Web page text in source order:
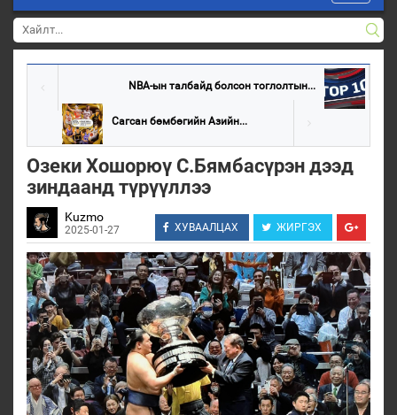
NBA-ын талбайд болсон тоглолтын...
Сагсан бөмбөгийн Азийн...
Озеки Хошорюү С.Бямбасүрэн дээд
зиндаанд түрүүллээ
Kuzmo
2025-01-27 ХУВААЛЦАХ ЖИРГЭХ